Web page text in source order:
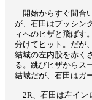
開始からすぐ間合
が、石田はプッシン
ィへのヒザと飛ばす
分けてヒット。だが
結城の左内股を赤く
る。跳びヒザからス
結城だが、石田はガ
2R、石田は左イン